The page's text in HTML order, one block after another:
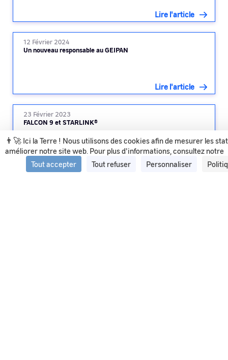
👨‍🚀 Ici la Terre ! Nous utilisons des cookies afin de mesurer les
améliorer notre site web. Pour plus d'informations, consultez notre
Tout accepter
Tout refuser Personnaliser
Lire l'article
12 Février 2024
Un nouveau responsable au GEIPAN
Lire l'article
23 Février 2023
FALCON 9 et STARLINK®
Lire l'article